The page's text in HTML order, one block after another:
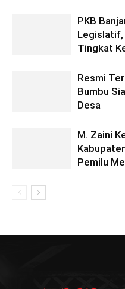
PKB
Tingkat
Resmi
Bumbu
Desa
M. Zaini
Pemilu